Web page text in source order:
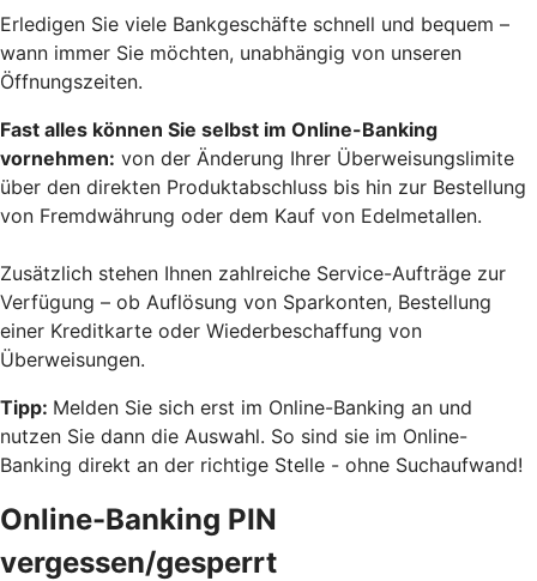
Erledigen Sie viele Bankgeschäfte schnell und bequem –
wann immer Sie möchten, unabhängig von unseren
Öffnungszeiten.
Fast alles können Sie selbst im Online-Banking
vornehmen: von der Änderung Ihrer Überweisungslimite
über den direkten Produktabschluss bis hin zur Bestellung
von Fremdwährung oder dem Kauf von Edelmetallen.
Zusätzlich stehen Ihnen zahlreiche Service-Aufträge zur
Verfügung – ob Auflösung von Sparkonten, Bestellung
einer Kreditkarte oder Wiederbeschaffung von
Überweisungen.
Tipp: Melden Sie sich erst im Online-Banking an und
nutzen Sie dann die Auswahl. So sind sie im Online-
Banking direkt an der richtige Stelle - ohne Suchaufwand!
Online-Banking PIN
vergessen/gesperrt